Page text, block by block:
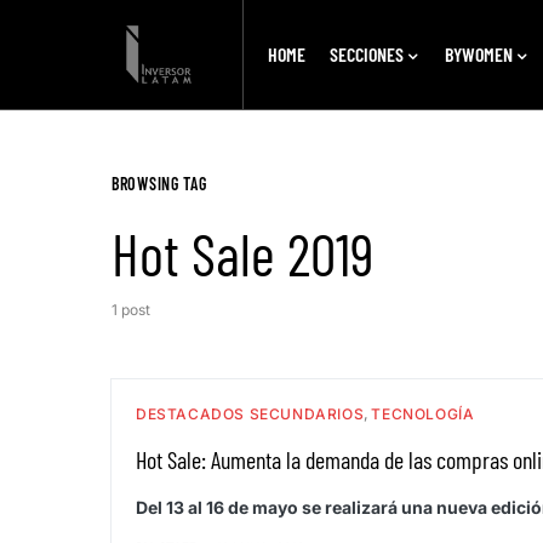
HOME SECCIONES BYWOMEN
BROWSING TAG
Hot Sale 2019
1 post
DESTACADOS SECUNDARIOS TECNOLOGÍA
Hot Sale: Aumenta la demanda de las compras
Del 13 al 16 de mayo se realizará una nueva